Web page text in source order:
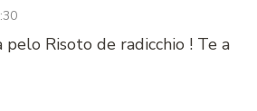
pelo Risoto de radicchio ! Te a